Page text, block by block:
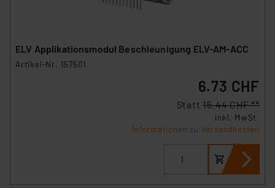
ELV Applikationsmodul Beschleunigung ELV-AM-ACC
Artikel-Nr. 157501
6.73 CHF
Statt15.44 CHF **
inkl. MwSt.
Informationen zu Versandkosten